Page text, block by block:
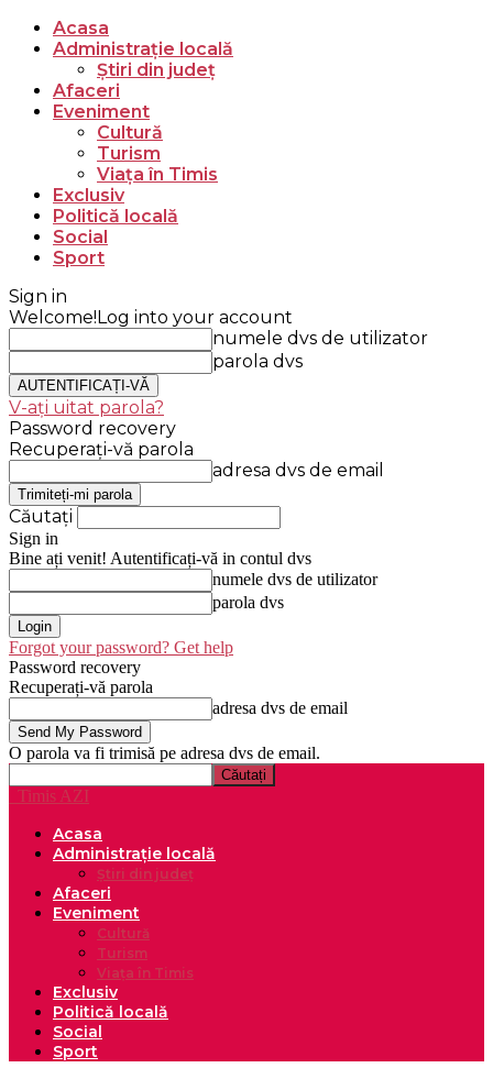
Acasa
Administrație locală
Știri din județ
Afaceri
Eveniment
Cultură
Turism
Viața în Timis
Exclusiv
Politică locală
Social
Sport
Sign in
Welcome!Log into your account
numele dvs de utilizator
parola dvs
V-ați uitat parola?
Password recovery
Recuperați-vă parola
adresa dvs de email
Căutați
Sign in
Bine ați venit! Autentificați-vă in contul dvs
numele dvs de utilizator
parola dvs
Forgot your password? Get help
Password recovery
Recuperați-vă parola
adresa dvs de email
O parola va fi trimisă pe adresa dvs de email.
Timis AZI
Acasa
Administrație locală
Știri din județ
Afaceri
Eveniment
Cultură
Turism
Viața în Timis
Exclusiv
Politică locală
Social
Sport